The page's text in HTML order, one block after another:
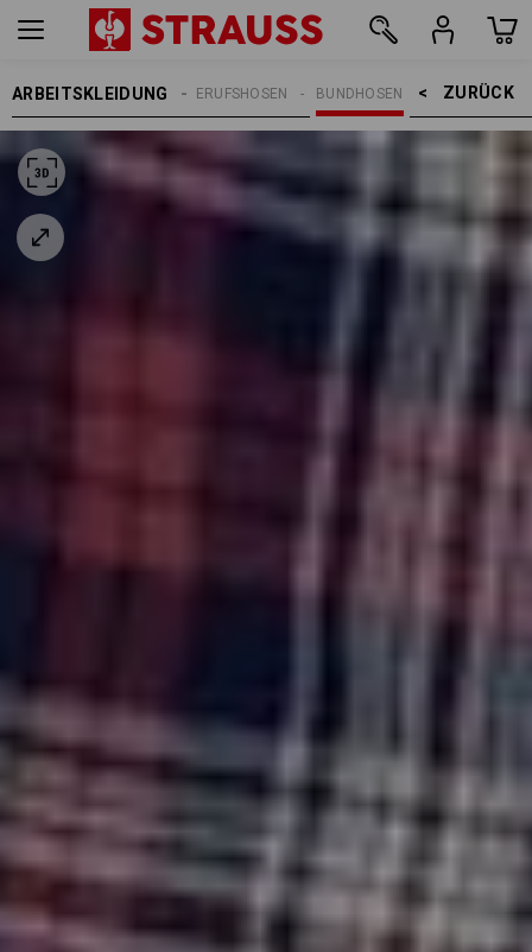
ARBEITSKLEIDUNG ZURÜCK    >
BUNDHOSEN
BERUFSHOSEN
ARBEITSHOSEN